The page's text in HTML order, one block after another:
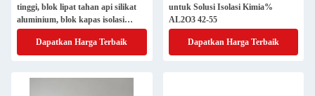
tinggi, blok lipat tahan api silikat
aluminium, blok kapas isolasi
tahan api tungku industri, kapas
isolasiDapatkan Harga Terbaik
untuk Solusi Isolasi Kimia%
AL2O3 42-55
Dapatkan Harga Terbaik